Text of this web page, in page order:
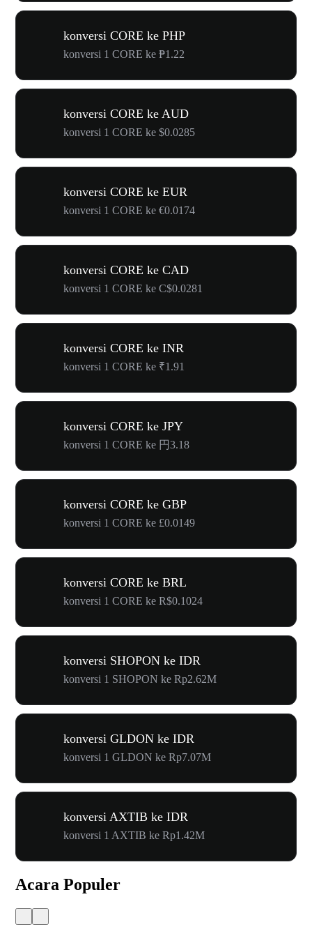
konversi CORE ke PHP
konversi 1 CORE ke ₱1.22
konversi CORE ke AUD
konversi 1 CORE ke $0.0285
konversi CORE ke EUR
konversi 1 CORE ke €0.0174
konversi CORE ke CAD
konversi 1 CORE ke C$0.0281
konversi CORE ke INR
konversi 1 CORE ke ₹1.91
konversi CORE ke JPY
konversi 1 CORE ke 円3.18
konversi CORE ke GBP
konversi 1 CORE ke £0.0149
konversi CORE ke BRL
konversi 1 CORE ke R$0.1024
konversi SHOPON ke IDR
konversi 1 SHOPON ke Rp2.62M
konversi GLDON ke IDR
konversi 1 GLDON ke Rp7.07M
konversi AXTIB ke IDR
konversi 1 AXTIB ke Rp1.42M
Acara Populer